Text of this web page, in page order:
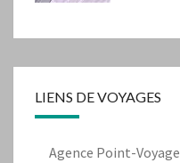
LIENS DE VOYAGES
Agence Point-Voyage